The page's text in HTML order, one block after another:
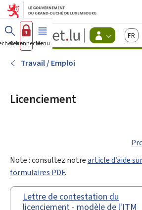
Aller au menu
Aller au contenu
Guichet.lu
Changer
d'espace
Se connecterMenu principal
Travail / Emploi
Licenciement
Note : consultez notrearticle d’aide
formulaires PDF.
Lettre de contestation du
licenciement - modèle de l'ITM